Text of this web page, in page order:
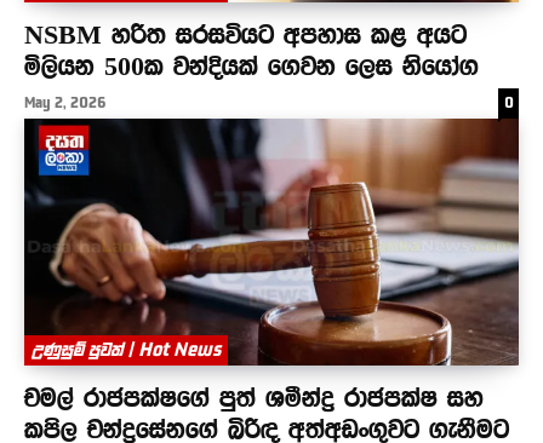
NSBM හරිත සරසවියට අපහාස කළ අයට
මිලියන 500ක වන්දියක් ගෙවන ලෙස නියෝග
May 2, 2026 0
උණුසුම් පුවත් | Hot News
චමල් රාජපක්ෂගේ පුත් ශමීන්ද්‍ර රාජපක්ෂ සහ
කපිල චන්ද්‍රසේනගේ බිරිඳ අත්අඩංගුවට ගැනීමට